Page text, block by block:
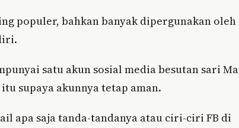
populer, bahkan banyak dipergunakan oleh
satu akun sosial media besutan sari
supaya akunnya tetap aman.
apa saja tanda-tandanya atau ciri-ciri FB di